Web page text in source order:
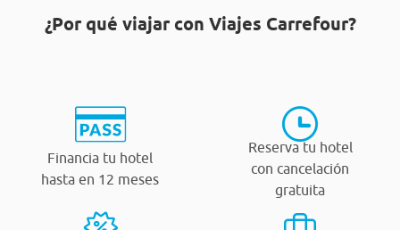
¿Por qué viajar con Viajes Carrefour?
Financia tu hotel
hasta en 12 meses
Reserva tu hotel
con cancelación
gratuita